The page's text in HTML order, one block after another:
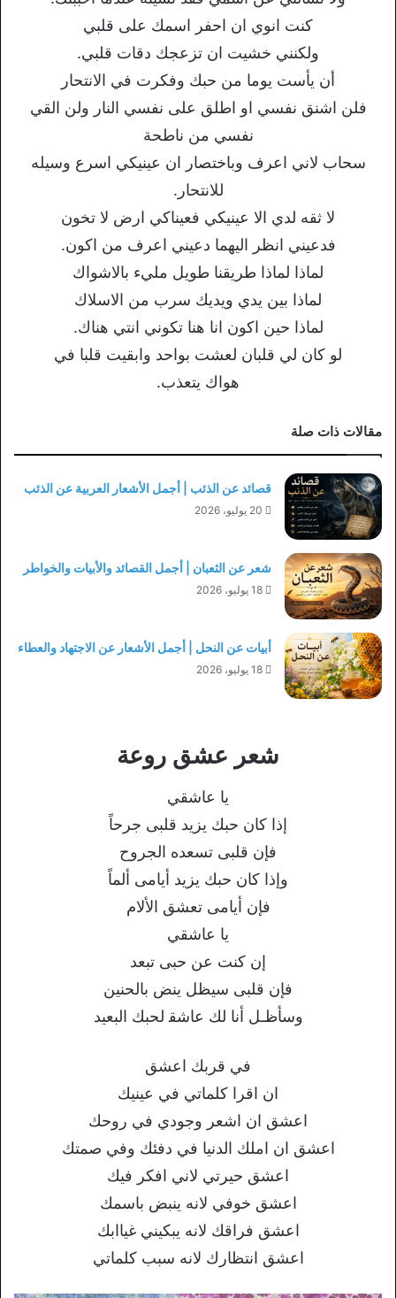
كنت انوي ان احفر اسمك على قلبي
ولكنني خشيت ان تزعجك دقات قلبي.
أن يأست يوما من حبك وفكرت في الانتحار
فلن اشنق نفسي او اطلق على نفسي النار ولن القي
نفسي من ناطحة
سحاب لاني اعرف وباختصار ان عينيكي اسرع وسيله
للانتحار.
لا ثقه لدي الا عينيكي فعيناكي ارض لا تخون
فدعيني انظر اليهما دعيني اعرف من اكون.
لماذا لماذا طريقنا طويل مليء بالاشواك
لماذا بين يدي ويديك سرب من الاسلاك
لماذا حين اكون انا هنا تكوني انتي هناك.
لو كان لي قلبان لعشت بواحد وابقيت قلبا في
هواك يتعذب.
مقالات ذات صلة
قصائد عن الذئب | أجمل الأشعار العربية عن الذئب
20 يوليو، 2026
شعر عن الثعبان | أجمل القصائد والأبيات والخواطر
18 يوليو، 2026
أبيات عن النحل | أجمل الأشعار عن الاجتهاد والعطاء
18 يوليو، 2026
شعر عشق روعة
ﻳﺎ ﻋﺎﺷﻘﻲ
ﺇﺫﺍ ﻛﺎﻥ ﺣﺒﻚ ﻳﺰﻳﺪ ﻗﻠﺒﻰ ﺟﺮﺣﺎً
ﻓﺈﻥ ﻗﻠﺒﻰ ﺗﺴﻌﺪﻩ ﺍﻟﺠﺮﻭﺡ
ﻭﺇﺫﺍ ﻛﺎﻥ ﺣﺒﻚ ﻳﺰﻳﺪ ﺃﻳﺎﻣﻰ ﺃﻟﻤﺎً
ﻓﺈﻥ ﺃﻳﺎﻣﻰ ﺗﻌﺸﻖ ﺍﻷﻻﻡ
ﻳﺎ ﻋﺎﺷﻘﻲ
ﺇﻥ ﻛﻨﺖ ﻋﻦ ﺣﺒﻰ ﺗﺒﻌﺪ
ﻓﺈﻥ ﻗﻠﺒﻰ ﺳﻴﻈﻞ ﻳﻨﺾ ﺑﺎﻟﺤﻨﻴﻦ
ﻭﺳﺄﻇـﻞ ﺃﻧﺎ ﻟﻚ ﻋﺎﺷﻘ ﻟﺤﺒﻚ ﺍﻟﺒﻌﻴﺪ
في قربك اعشق
ان اقرا كلماتي في عينيك
اعشق ان اشعر وجودي في روحك
اعشق ان املك الدنيا في دفئك وفي صمتك
اعشق حيرتي لاني افكر فيك
اعشق خوفي لانه ينبض باسمك
اعشق فراقك لانه يبكيني غياابك
اعشق انتظارك لانه سبب كلماتي